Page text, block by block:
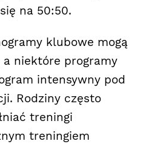
na 50:50.
klubowe mogą
niektóre programy
intensywny pod
Rodziny często
treningi
treningiem